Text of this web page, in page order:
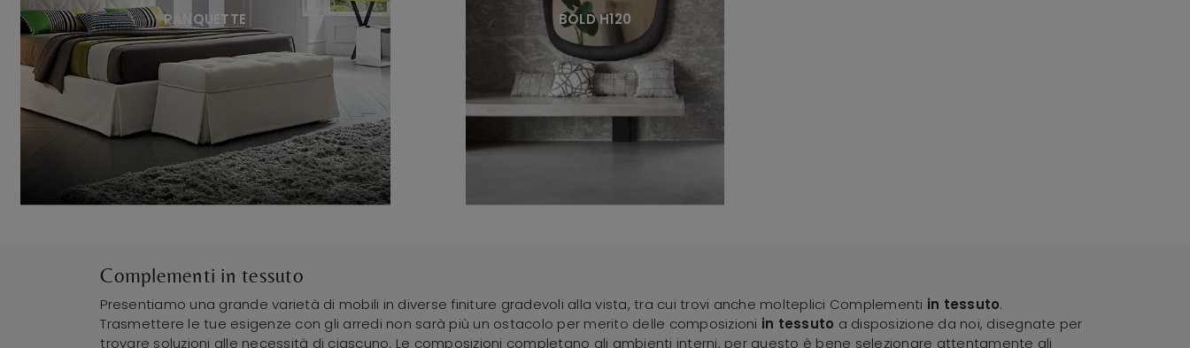
PANQUETTE BOLD H120
Complementi in tessuto
Presentiamo una grande varietà di mobili in diverse finiture gradevoli alla vista, tra cui trovi anche molteplici Complementi in tessuto.
Trasmettere le tue esigenze con gli arredi non sarà più un ostacolo per merito delle composizioni in tessuto a disposizione da noi, disegnate per
trovare soluzioni alle necessità di ciascuno. Le composizioni completano gli ambienti interni, per questo è bene selezionare attentamente gli